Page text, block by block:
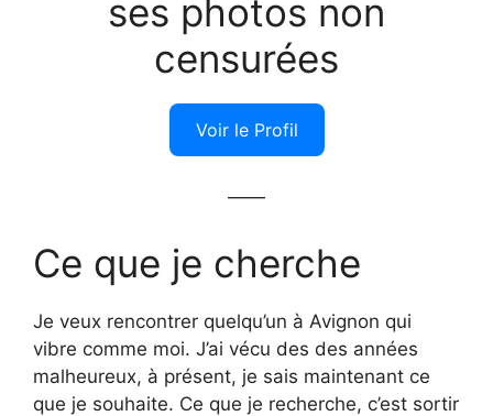
ses photos non
censurées
Voir le Profil
——
Ce que je cherche
Je veux rencontrer quelqu’un à Avignon qui
vibre comme moi. J’ai vécu des des années
malheureux, à présent, je sais maintenant ce
que je souhaite. Ce que je recherche, c’est sortir